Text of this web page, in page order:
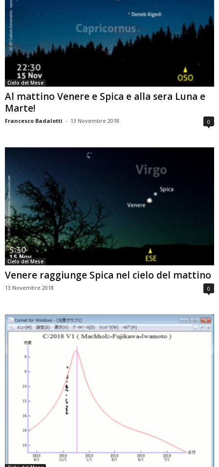
Cielo del Mese
Al mattino Venere e Spica e alla sera Luna e
Marte!
Francesco Badalotti - 13 Novembre 2018 0
Cielo del Mese
Venere raggiunge Spica nel cielo del mattino
13 Novembre 2018 0